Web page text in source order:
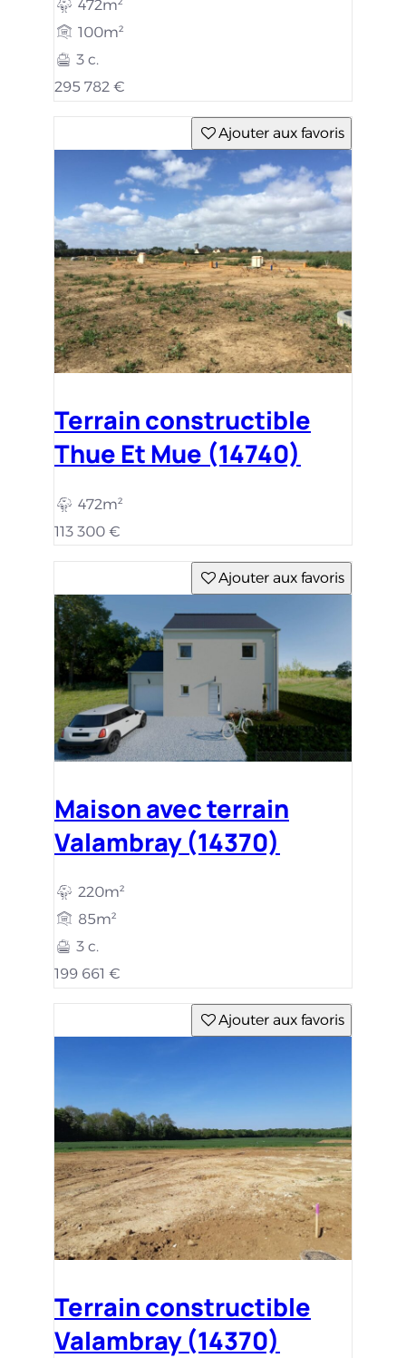
472m²
100m²
3 c.
295 782 €
Ajouter aux favoris
Terrain constructible
Thue Et Mue (14740)
472m²
113 300 €
Ajouter aux favoris
Maison avec terrain
Valambray (14370)
220m²
85m²
3 c.
199 661 €
Ajouter aux favoris
Terrain constructible
Valambray (14370)